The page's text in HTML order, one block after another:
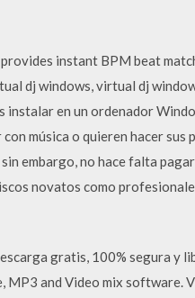
instant BPM beat
dj windows, virtual dj
instalar en un ordenador
música o quieren hacer sus
embargo, no hace falta
novatos como
gratis, 100% segura y
MP3 and Video mix